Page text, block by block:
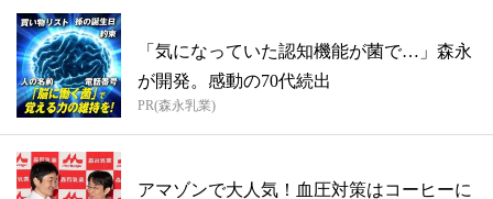
「気になっていた認知機能が菌で…」森永
が開発。感動の70代続出
PR(森永乳業)
アマゾンで大人気！血圧対策はコーヒーに